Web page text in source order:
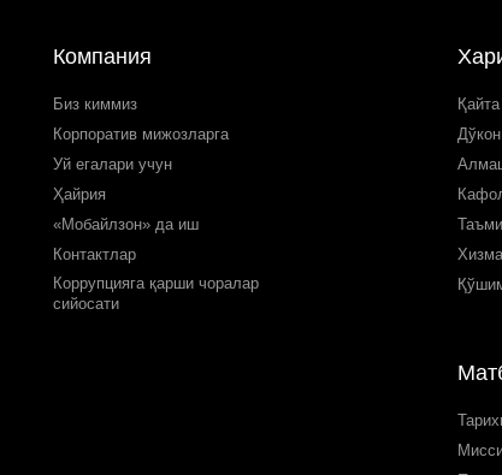
Компания
Биз киммиз
Корпоратив мижозларга
Уй егалари учун
Ҳайрия
«Мобайлзон» да иш
Контактлар
Коррупцияга қарши чоралар
сийосати